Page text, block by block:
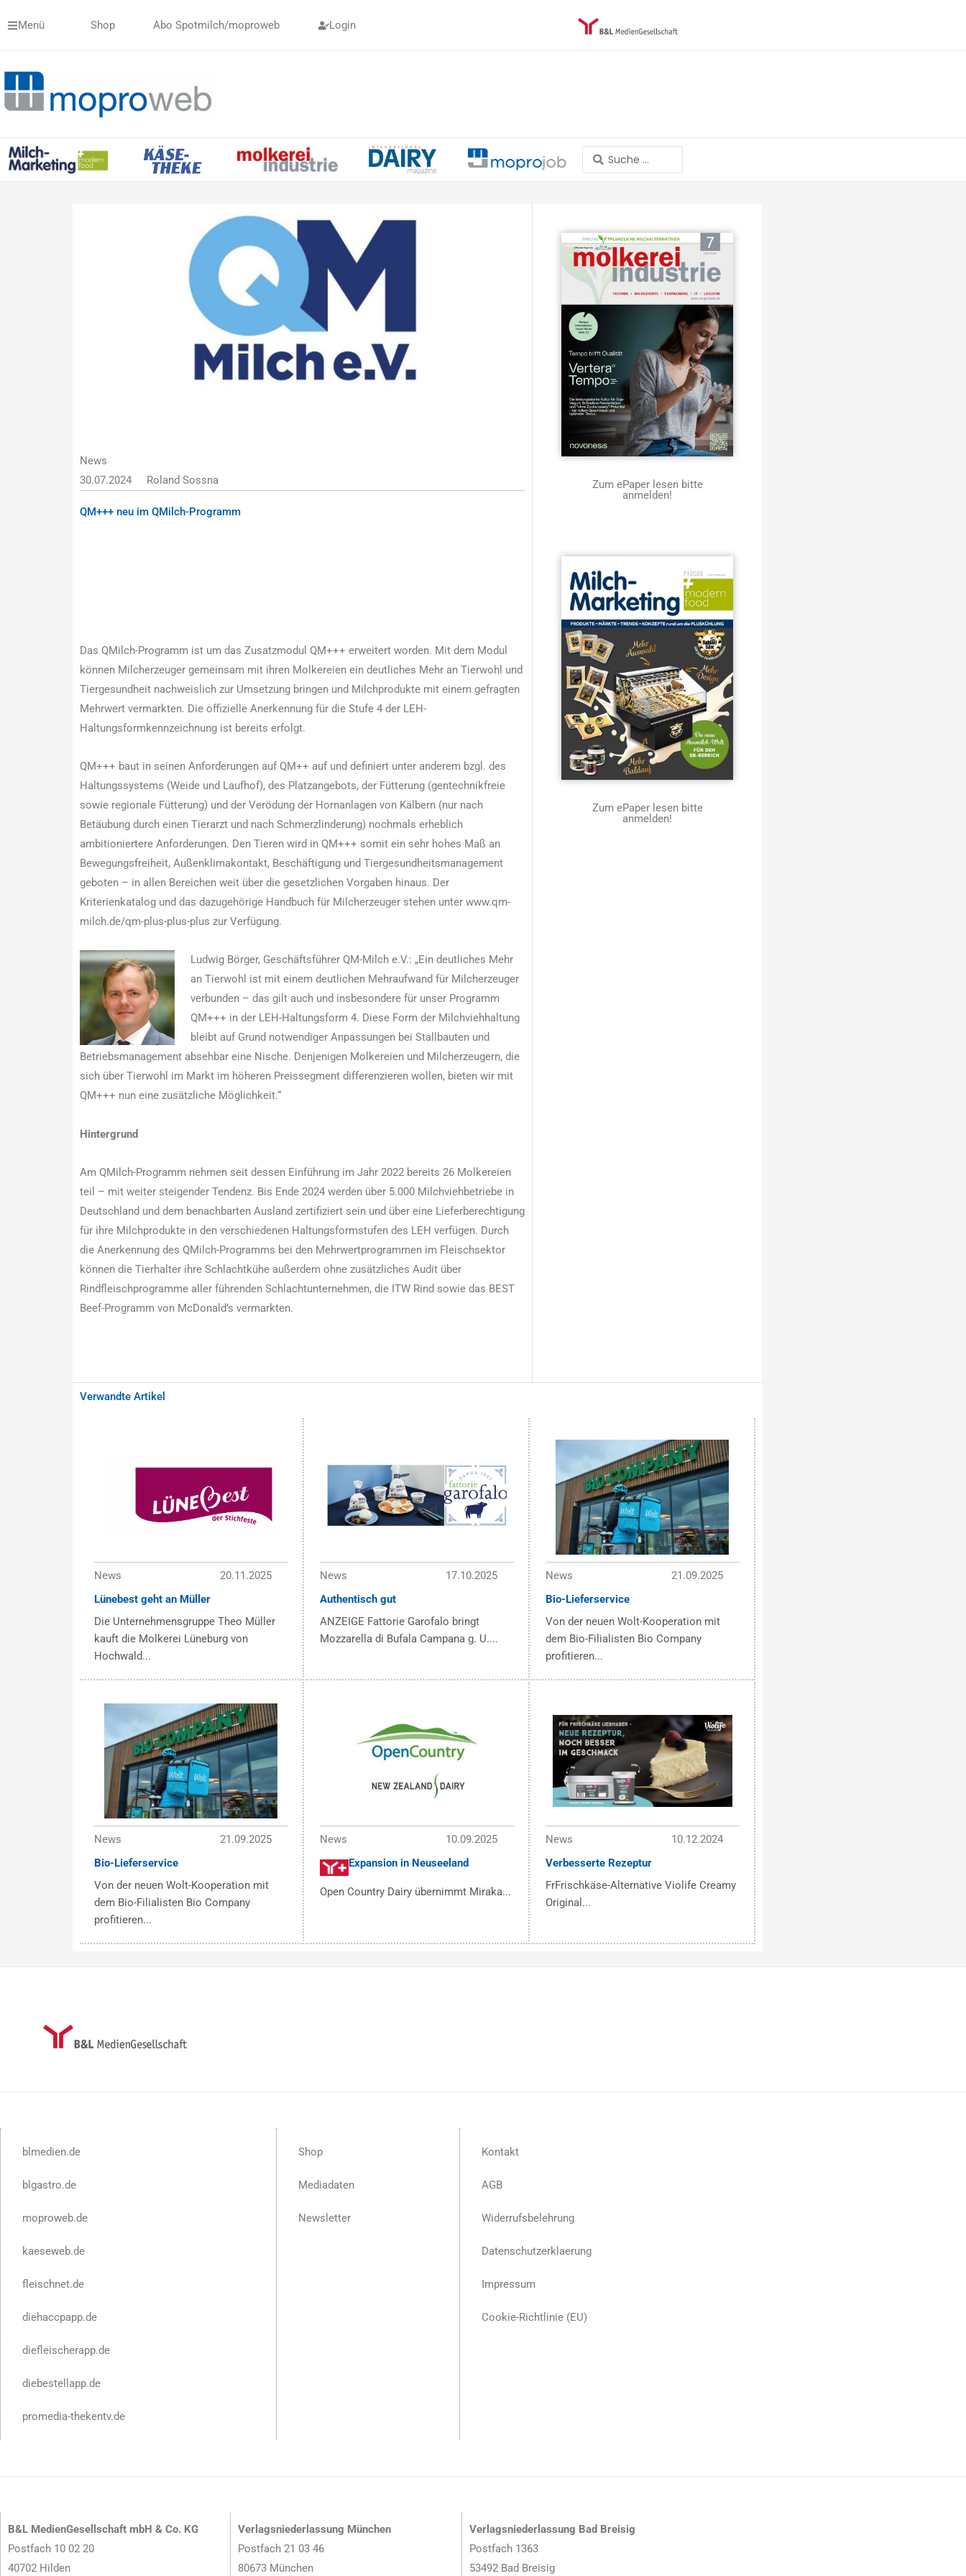
InhaltMenü Shop Abo Spotmilch/moproweb Login
Search
...
News
30.07.2024
Roland Sossna
QM+++ neu im QMilch-Programm
Das QMilch-Programm ist um das Zusatzmodul QM+++ erweitert worden. Mit dem Modul
können Milcherzeuger gemeinsam mit ihren Molkereien ein deutliches Mehr an Tierwohl und
Tiergesundheit nachweislich zur Umsetzung bringen und Milchprodukte mit einem gefragten
Mehrwert vermarkten. Die offizielle Anerkennung für die Stufe 4 der LEH-
Haltungsformkennzeichnung ist bereits erfolgt.
QM+++ baut in seinen Anforderungen auf QM++ auf und definiert unter anderem bzgl. des
Haltungssystems (Weide und Laufhof), des Platzangebots, der Fütterung (gentechnikfreie
sowie regionale Fütterung) und der Verödung der Hornanlagen von Kälbern (nur nach
Betäubung durch einen Tierarzt und nach Schmerzlinderung) nochmals erheblich
ambitioniertere Anforderungen. Den Tieren wird in QM+++ somit ein sehr hohes Maß an
Bewegungsfreiheit, Außenklimakontakt, Beschäftigung und Tiergesundheitsmanagement
geboten – in allen Bereichen weit über die gesetzlichen Vorgaben hinaus. Der
Kriterienkatalog und das dazugehörige Handbuch für Milcherzeuger stehen unter www.qm-
milch.de/qm-plus-plus-plus zur Verfügung.
Ludwig Börger, Geschäftsführer QM-Milch e.V.: „Ein deutliches Mehr
an Tierwohl ist mit einem deutlichen Mehraufwand für Milcherzeuger
verbunden – das gilt auch und insbesondere für unser Programm
QM+++ in der LEH-Haltungsform 4. Diese Form der Milchviehhaltung
bleibt auf Grund notwendiger Anpassungen bei Stallbauten und
Betriebsmanagement absehbar eine Nische. Denjenigen Molkereien und Milcherzeugern, die
sich über Tierwohl im Markt im höheren Preissegment differenzieren wollen, bieten wir mit
QM+++ nun eine zusätzliche Möglichkeit.“
Hintergrund
Am QMilch-Programm nehmen seit dessen Einführung im Jahr 2022 bereits 26 Molkereien
teil – mit weiter steigender Tendenz. Bis Ende 2024 werden über 5.000 Milchviehbetriebe in
Deutschland und dem benachbarten Ausland zertifiziert sein und über eine Lieferberechtigung
für ihre Milchprodukte in den verschiedenen Haltungsformstufen des LEH verfügen. Durch
die Anerkennung des QMilch-Programms bei den Mehrwertprogrammen im Fleischsektor
können die Tierhalter ihre Schlachtkühe außerdem ohne zusätzliches Audit über
Rindfleischprogramme aller führenden Schlachtunternehmen, die ITW Rind sowie das BEST
Beef-Programm von McDonald’s vermarkten.
Zum ePaper lesen bitte
anmelden!
Zum ePaper lesen bitte
anmelden!
Verwandte Artikel
News
20.11.2025
Lünebest geht an Müller
Die Unternehmensgruppe Theo Müller
kauft die Molkerei Lüneburg von
Hochwald...
News
17.10.2025
Authentisch gut
ANZEIGE Fattorie Garofalo bringt
Mozzarella di Bufala Campana g. U....
News
21.09.2025
Bio-Lieferservice
Von der neuen Wolt-Kooperation mit
dem Bio-Filialisten Bio Company
profitieren...
News
21.09.2025
Bio-Lieferservice
Von der neuen Wolt-Kooperation mit
dem Bio-Filialisten Bio Company
profitieren...
News
10.09.2025
Expansion in Neuseeland
Open Country Dairy übernimmt Miraka...
News
10.12.2024
Verbesserte Rezeptur
FrFrischkäse-Alternative Violife Creamy
Original...
blmedien.de
blgastro.de
moproweb.de
kaeseweb.de
fleischnet.de
diehaccpapp.de
diefleischerapp.de
diebestellapp.de
promedia-thekentv.de
Shop
Mediadaten
Newsletter
Kontakt
AGB
Widerrufsbelehrung
Datenschutzerklaerung
Impressum
Cookie-Richtlinie (EU)
B&L MedienGesellschaft mbH & Co. KG
Postfach 10 02 20
40702 Hilden
Verlagsniederlassung München
Postfach 21 03 46
80673 München
Verlagsniederlassung Bad Breisig
Postfach 1363
53492 Bad Breisig